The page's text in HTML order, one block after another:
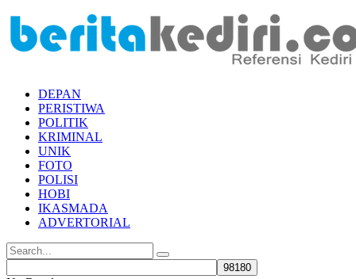
DEPAN
PERISTIWA
POLITIK
KRIMINAL
UNIK
FOTO
POLISI
HOBI
IKASMADA
ADVERTORIAL